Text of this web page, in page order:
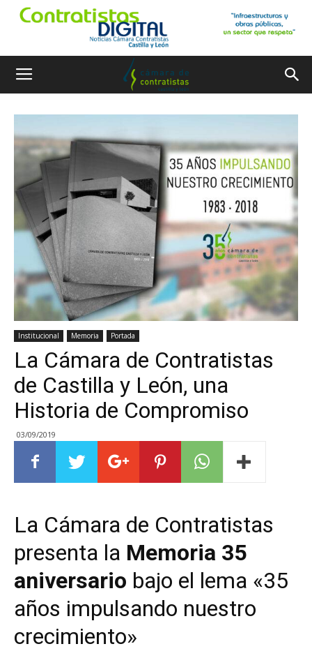
Institucional Memoria Portada
La Cámara de Contratistas
de Castilla y León, una
Historia de Compromiso
03/09/2019
La Cámara de Contratistas
presenta la Memoria 35
aniversario bajo el lema «35
años impulsando nuestro
crecimiento»